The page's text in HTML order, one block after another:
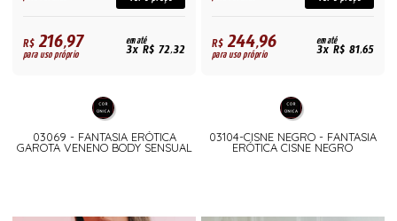
R$216,97
para uso próprio
em até
3x R$ 72,32
03069 - FANTASIA ERÓTICA
GAROTA VENENO BODY SENSUAL
R$244,96
para uso próprio
em até
3x R$ 81,65
03104-CISNE NEGRO - FANTASIA
ERÓTICA CISNE NEGRO